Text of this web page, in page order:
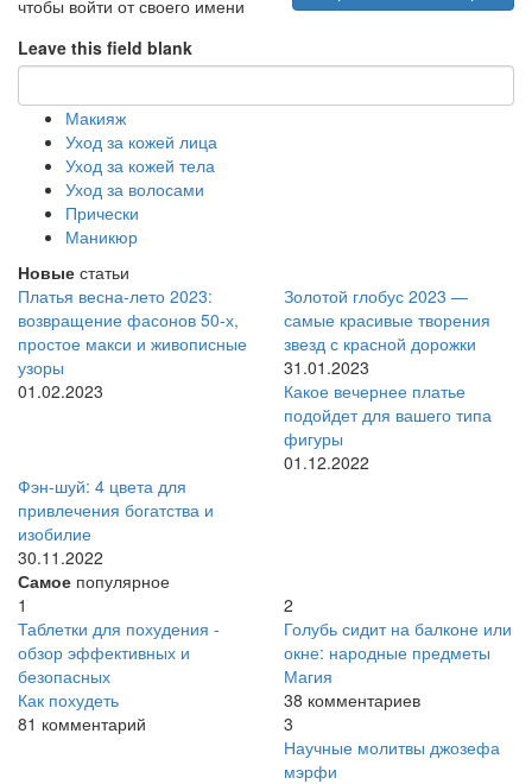
чтобы войти от своего имени
Leave this field blank
Макияж
Уход за кожей лица
Уход за кожей тела
Уход за волосами
Прически
Маникюр
Новые статьи
Платья весна-лето 2023:
возвращение фасонов 50-х,
простое макси и живописные
узоры
01.02.2023
Золотой глобус 2023 —
самые красивые творения
звезд с красной дорожки
31.01.2023
Какое вечернее платье
подойдет для вашего типа
фигуры
01.12.2022
Фэн-шуй: 4 цвета для
привлечения богатства и
изобилие
30.11.2022
Самое популярное
1
Таблетки для похудения -
обзор эффективных и
безопасных
Как похудеть
81 комментарий
2
Голубь сидит на балконе или
окне: народные предметы
Магия
38 комментариев
3
Научные молитвы джозефа
мэрфи